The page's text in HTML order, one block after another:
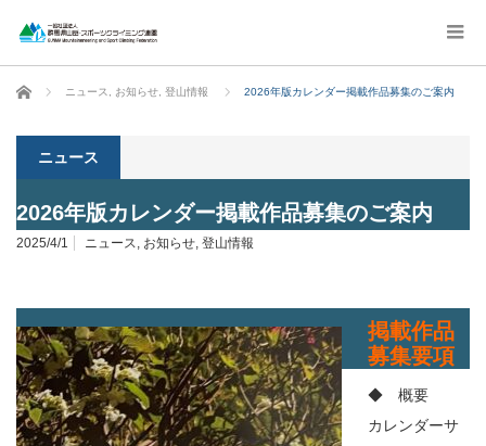
ホーム ニュース お知らせ 登山情報 2026年版カレンダー掲載作品募集のご案内
ニュース
2026年版カレンダー掲載作品募集のご案内
2025/4/1 ニュース, お知らせ, 登山情報
掲載作品
募集要項
◆ 概要
カレンダーサ